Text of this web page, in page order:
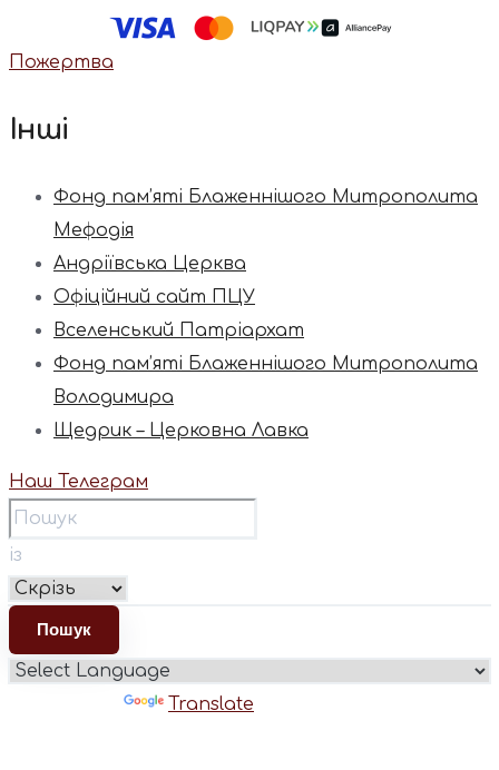
Пожертва
Інші
Фонд пам’яті Блаженнішого Митрополита
Мефодія
Андріївська Церква
Офіційний сайт ПЦУ
Вселенський Патріархат
Фонд пам’яті Блаженнішого Митрополита
Володимира
Щедрик – Церковна Лавка
Наш Телеграм
із
Translate